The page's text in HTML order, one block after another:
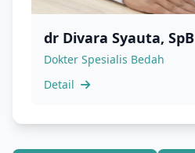
dr Divara Syauta, SpB
Dokter Spesialis Bedah
Detail